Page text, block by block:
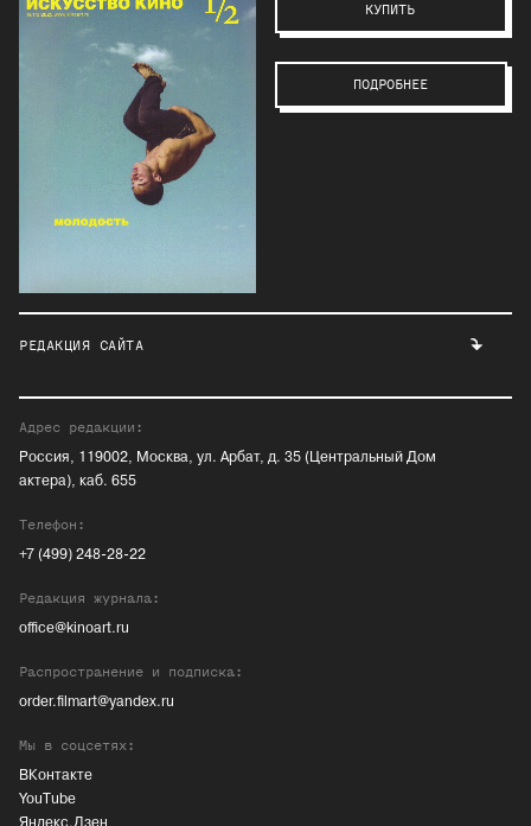
КУПИТЬ
ПОДРОБНЕЕ
РЕДАКЦИЯ САЙТА
Адрес редакции:
Россия, 119002, Москва, ул. Арбат, д. 35 (Центральный Дом
актера), каб. 655
Телефон:
+7 (499) 248-28-22
Редакция журнала:
office@kinoart.ru
Распространение и подписка:
order.filmart@yandex.ru
Мы в соцсетях:
ВКонтакте
YouTube